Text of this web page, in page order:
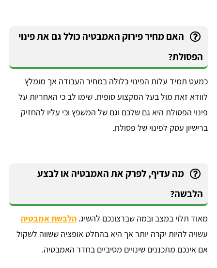
האם מחיר פירוק האמבטיה כולל גם את פינוי
הפסולת?
כמעט תמיד עלות הפינוי כלולה במחיר העבודה אך מומלץ
לוודא זאת מול בעל המקצוע סופית. שימו לב כי האחריות על
פינוי הפסולת היא גם שלכם וגם של המשפץ וכי עליו להחזיק
ברישיון עסק לפינוי של פסולת.
מה עדיף, לפרק את האמבטיה או לבצע
הלבשה?
מאוד תלוי במצב ובמה שברצונכם להשיג. הלבשת אמבטיה
עשויה להיות יקרה יותר אך היא בהחלט אופציה ששווה לשקול
אם אינכם מתכננים שינויים מסיביים בחדר האמבטיה.